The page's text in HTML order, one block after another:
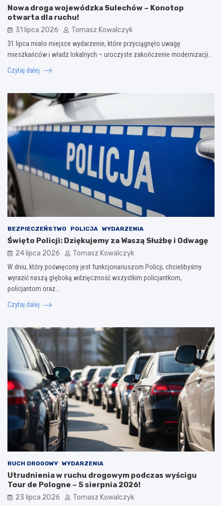
Nowa droga wojewódzka Sulechów – Konotop
otwarta dla ruchu!
31 lipca 2026 Tomasz Kowalczyk
31 lipca miało miejsce wydarzenie, które przyciągnęło uwagę
mieszkańców i władz lokalnych – uroczyste zakończenie modernizacji…
Czytaj dalej
BEZPIECZEŃSTWO POLICJA WYDARZENIA
Święto Policji: Dziękujemy za Waszą Służbę i Odwagę
24 lipca 2026 Tomasz Kowalczyk
W dniu, który poświęcony jest funkcjonariuszom Policji, chcielibyśmy
wyrazić naszą głęboką wdzięczność wszystkim policjantkom,
policjantom oraz…
Czytaj dalej
RUCH DROGOWY WYDARZENIA
Utrudnienia w ruchu drogowym podczas wyścigu
Tour de Pologne – 5 sierpnia 2026!
23 lipca 2026 Tomasz Kowalczyk